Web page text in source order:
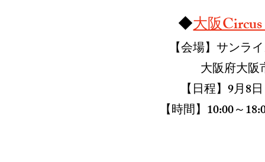
◆大阪
【会場】 サンラ
大阪府大
【日程】9月8
【時間】10:00～